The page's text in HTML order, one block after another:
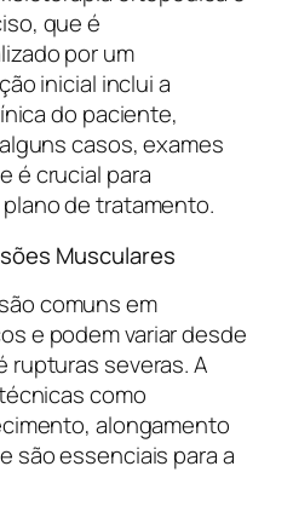
que é
por um
inicial inclui a
do paciente,
casos, exames
é crucial para
de tratamento.
Musculares
comuns em
e podem variar desde
severas. A
como
alongamento
são essenciais para a